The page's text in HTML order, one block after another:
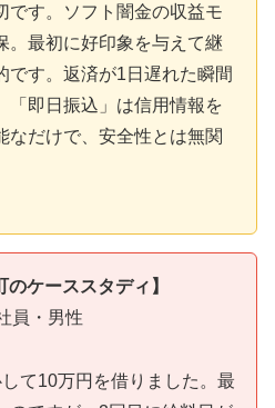
です。ソフト闇金の収益モ
。最初に好印象を与えて継
です。返済が1日遅れた瞬間
「即日振込」は信用情報を
なだけで、安全性とは無関
ケーススタディ】
員・男性
て10万円を借りました。最